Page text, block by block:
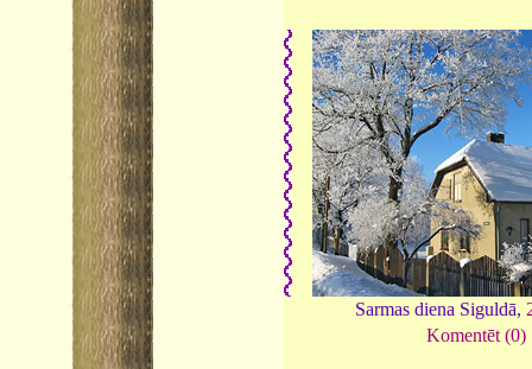
Sarmas diena Siguldā,
Komentēt (0)